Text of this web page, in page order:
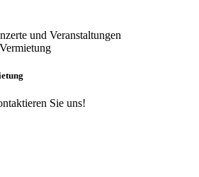
und Veranstaltungen
Sie uns!